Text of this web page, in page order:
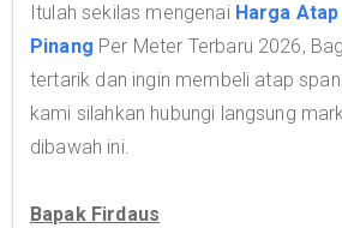
Itulah sekilas mengenai Harga
Pinang Per Meter Terbaru 2026,
tertarik dan ingin membeli atap
kami silahkan hubungi langsung
dibawah ini.
Bapak Firdaus